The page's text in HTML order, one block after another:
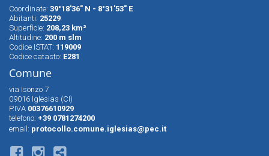
Coordinate: 39°18'36" N - 8°31'53" E
Abitanti: 25229
Superfìcie: 208,23 km²
Altitudine: 200 m slm
Codice ISTAT: 119009
Codice catasto: E281
Comune
via Isonzo 7
09016 Iglesias (CI)
P.IVA 00376610929
telefono: +39 0781274200
email: protocollo.comune.iglesias@pec.it